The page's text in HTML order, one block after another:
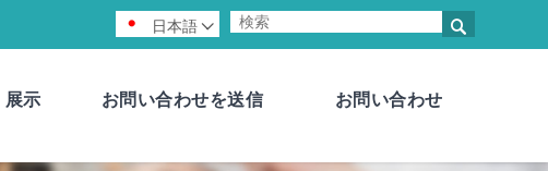

日本語 
展示 お問い合わせを送信 お問い合わせ